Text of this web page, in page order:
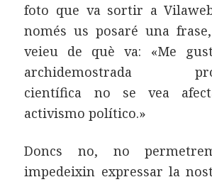
foto que va sortir a
només us posaré una
veieu de què va: «Me
archidemostrada
científica no se vea
activismo político.»
Doncs no, no
impedeixin expressar la